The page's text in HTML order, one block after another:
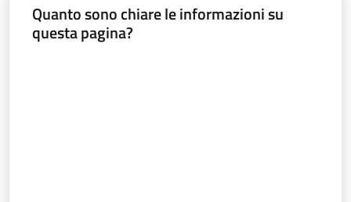
urbana,
polizia
locale,
Quanto sono chiare le informazioni su
questa pagina?